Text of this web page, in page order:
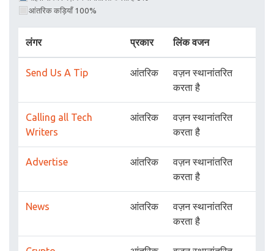
आंतरिक कड़ियाँ 100%
लंगर प्रकार लिंक वजन
Send Us A Tip आंतरिक
वज़न स्थानांतरित
करता है
Calling all Tech
Writers
आंतरिक
वज़न स्थानांतरित
करता है
Advertise आंतरिक
वज़न स्थानांतरित
करता है
News आंतरिक
वज़न स्थानांतरित
करता है